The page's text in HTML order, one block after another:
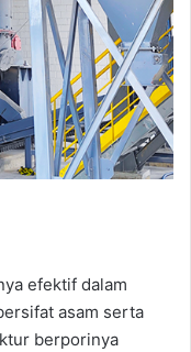
efektif dalam
asam serta
berporinya